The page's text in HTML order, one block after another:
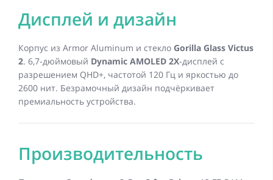
Дисплей и дизайн
Корпус из Armor Aluminum и стекло Gorilla Glass Victus
2. 6,7-дюймовый Dynamic AMOLED 2X-дисплей с
разрешением QHD+, частотой 120 Гц и яркостью до
2600 нит. Безрамочный дизайн подчёркивает
премиальность устройства.
Производительность